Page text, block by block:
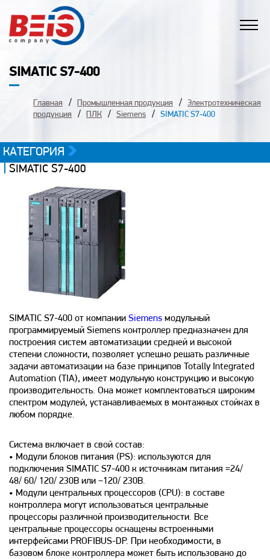
SIMATIC S7-400
Главная Промышленная продукция
Электротехническая
продукция
ПЛК Siemens SIMATIC S7-400
КАТЕГОРИЯ
SIMATIC S7-400
SIMATIC S7-400 от компании Siemens модульный
программируемый Siemens контроллер предназначен для
построения систем автоматизации средней и высокой
степени сложности, позволяет успешно решать различные
задачи автоматизации на базе принципов Totally Integrated
Automation (TIA), имеет модульную конструкцию и высокую
производительность. Она может комплектоваться широким
спектром модулей, устанавливаемых в монтажных стойках в
любом порядке.
Система включает в свой состав:
• Модули блоков питания (PS): используются для
подключения SIMATIC S7-400 к источникам питания =24/
48/ 60/ 120/ 230В или ~120/ 230В.
• Модули центральных процессоров (CPU): в составе
контроллера могут использоваться центральные
процессоры различной производительности. Все
центральные процессоры оснащены встроенными
интерфейсами PROFIBUS-DP. При необходимости, в
базовом блоке контроллера может быть использовано до